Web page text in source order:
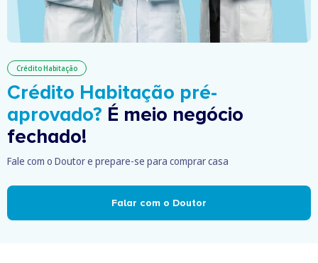
Crédito Habitação
Crédito Habitação pré-
aprovado? É meio negócio
fechado!
Fale com o Doutor e prepare-se para comprar casa
Falar com o Doutor